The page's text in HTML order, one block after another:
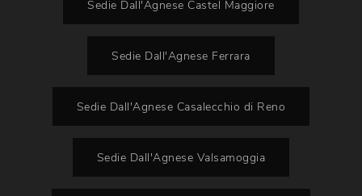
Sedie Dall'Agnese Castel Maggiore
Sedie Dall'Agnese Ferrara
Sedie Dall'Agnese Casalecchio di Reno
Sedie Dall'Agnese Valsamoggia